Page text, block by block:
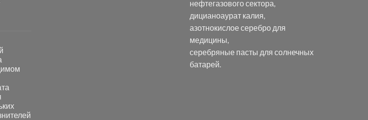
нефтегазового сектора,
дицианоаурат калия,
азотнокислое серебродля
медицины,
серебряные пасты для солнечных
батарей.